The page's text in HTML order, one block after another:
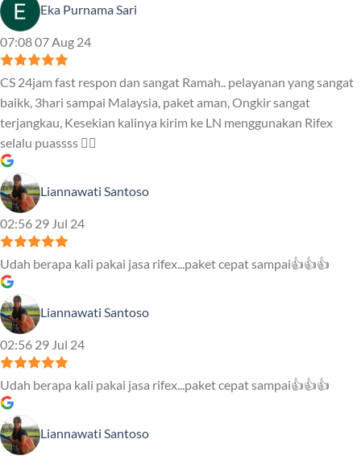
Eka Purnama Sari
07:08 07 Aug 24
CS 24jam fast respon dan sangat Ramah.. pelayanan yang sangat
baikk, 3hari sampai Malaysia, paket aman, Ongkir sangat
terjangkau, Kesekian kalinya kirim ke LN menggunakan Rifex
selalu puassss ❤️‍🔥
Liannawati Santoso
02:56 29 Jul 24
Udah berapa kali pakai jasa rifex...paket cepat sampai👍👍👍
Liannawati Santoso
02:56 29 Jul 24
Udah berapa kali pakai jasa rifex...paket cepat sampai👍👍👍
Liannawati Santoso